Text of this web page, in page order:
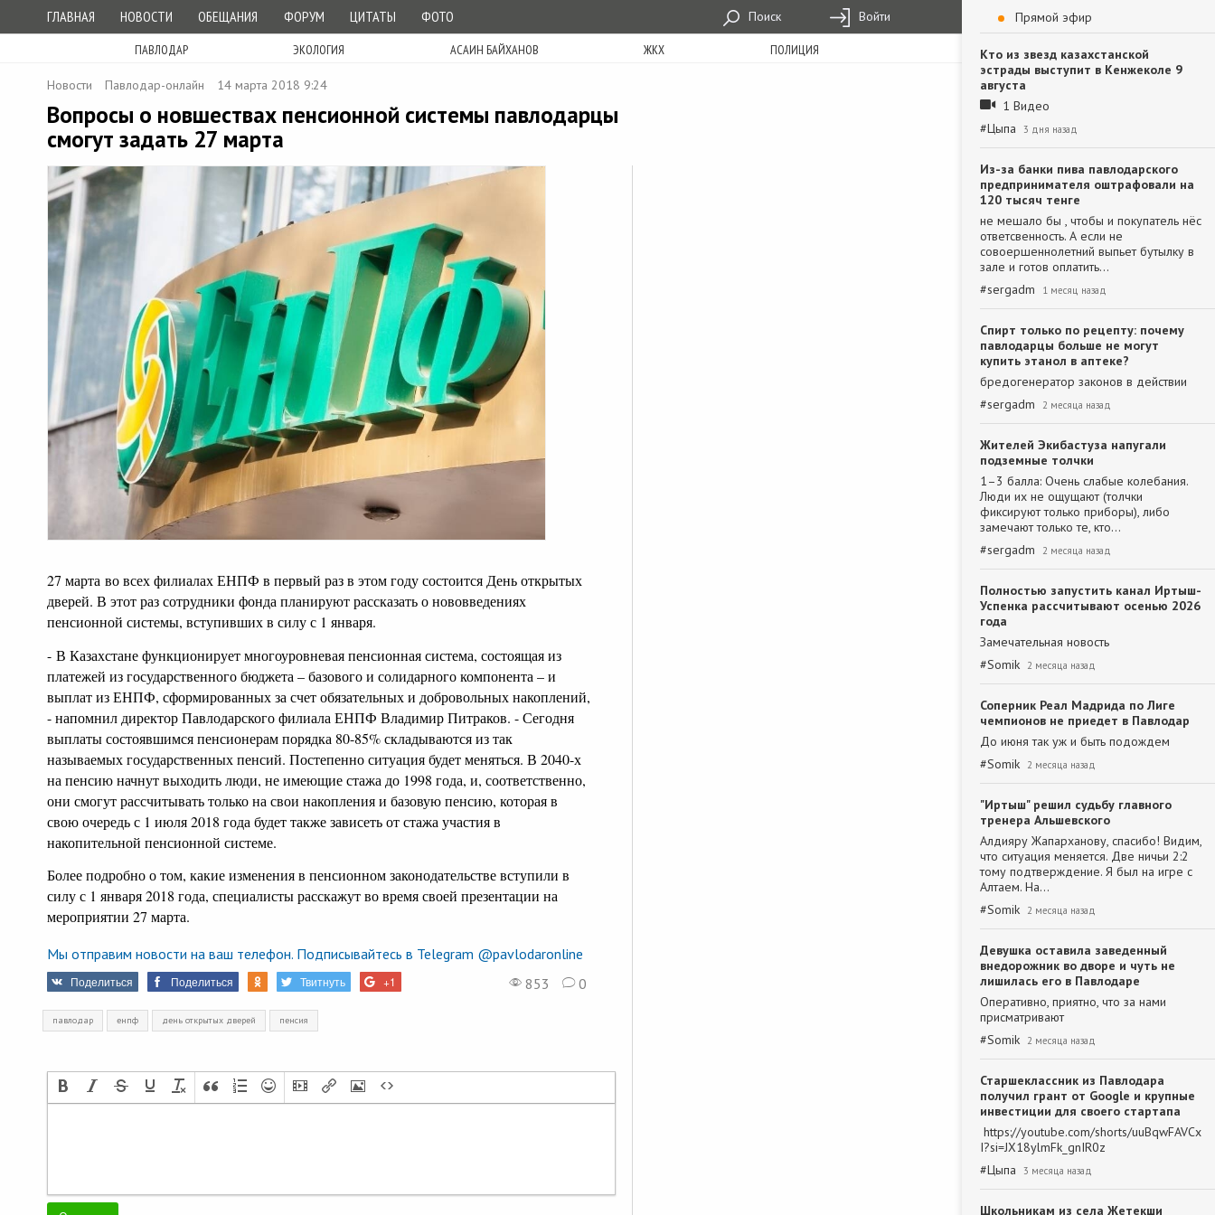
ГЛАВНАЯ НОВОСТИ ОБЕЩАНИЯ ФОРУМ ЦИТАТЫ ФОТО Поиск Войти
ПАВЛОДАР ЭКОЛОГИЯ АСАИН БАЙХАНОВ ЖКХ ПОЛИЦИЯ
Новости Павлодар-онлайн 14 марта 2018 9:24
Вопросы о новшествах пенсионной системы павлодарцы
смогут задать 27 марта
27 марта во всех филиалах ЕНПФ в первый раз в этом году состоится День открытых
дверей. В этот раз сотрудники фонда планируют рассказать о нововведениях
пенсионной системы, вступивших в силу с 1 января.
- В Казахстане функционирует многоуровневая пенсионная система, состоящая из
платежей из государственного бюджета – базового и солидарного компонента – и
выплат из ЕНПФ, сформированных за счет обязательных и добровольных накоплений,
- напомнил директор Павлодарского филиала ЕНПФ Владимир Питраков. - Сегодня
выплаты состоявшимся пенсионерам порядка 80-85% складываются из так
называемых государственных пенсий. Постепенно ситуация будет меняться. В 2040-х
на пенсию начнут выходить люди, не имеющие стажа до 1998 года, и, соответственно,
они смогут рассчитывать только на свои накопления и базовую пенсию, которая в
свою очередь с 1 июля 2018 года будет также зависеть от стажа участия в
накопительной пенсионной системе.
Более подробно о том, какие изменения в пенсионном законодательстве вступили в
силу с 1 января 2018 года, специалисты расскажут во время своей презентации на
мероприятии 27 марта.
Мы отправим новости на ваш телефон. Подписывайтесь в Telegram @pavlodaronline
Поделиться Поделиться Твитнуть +1 853 0
павлодар енпф день открытых дверей пенсия
Прямой эфир
Кто из звезд казахстанской
эстрады выступит в Кенжеколе 9
августа
1 Видео
#Цыпа 3 дня назад
Из-за банки пива павлодарского
предпринимателя оштрафовали на
120 тысяч тенге
не мешало бы , чтобы и покупатель нёс
ответсвенность. А если не
совоершеннолетний выпьет бутылку в
зале и готов оплатить…
#sergadm 1 месяц назад
Спирт только по рецепту: почему
павлодарцы больше не могут
купить этанол в аптеке?
бредогенератор законов в действии
#sergadm 2 месяца назад
Жителей Экибастуза напугали
подземные толчки
1–3 балла: Очень слабые колебания.
Люди их не ощущают (толчки
фиксируют только приборы), либо
замечают только те, кто…
#sergadm 2 месяца назад
Полностью запустить канал Иртыш-
Успенка рассчитывают осенью 2026
года
Замечательная новость
#Somik 2 месяца назад
Соперник Реал Мадрида по Лиге
чемпионов не приедет в Павлодар
До июня так уж и быть подождем
#Somik 2 месяца назад
"Иртыш" решил судьбу главного
тренера Альшевского
Алдияру Жапарханову, спасибо! Видим,
что ситуация меняется. Две ничьи 2:2
тому подтверждение. Я был на игре с
Алтаем. На…
#Somik 2 месяца назад
Девушка оставила заведенный
внедорожник во дворе и чуть не
лишилась его в Павлодаре
Оперативно, приятно, что за нами
присматривают
#Somik 2 месяца назад
Старшеклассник из Павлодара
получил грант от Google и крупные
инвестиции для своего стартапа
https://youtube.com/shorts/uuBqwFAVCx
I?si=JX18ylmFk_gnIR0z
#Цыпа 3 месяца назад
Школьникам из села Жетекши